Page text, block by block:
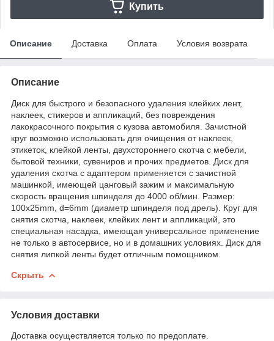
Купить
Описание Доставка Оплата Условия возврата
Описание
Диск для быстрого и безопасного удаления клейких лент,
наклеек, стикеров и аппликаций, без повреждения
лакокрасочного покрытия с кузова автомобиля. Зачистной
круг возможно использовать для очищения от наклеек,
этикеток, клейкой ленты, двухстороннего скотча с мебели,
бытовой техники, сувениров и прочих предметов. Диск для
удаления скотча с адаптером применяется с зачистной
машинкой, имеющей цанговый зажим и максимальную
скорость вращения шпинделя до 4000 об/мин. Размер:
100x25mm, d=6mm (диаметр шпинделя под дрель). Круг для
снятия скотча, наклеек, клейких лент и аппликаций, это
специальная насадка, имеющая универсальное применение
не только в автосервисе, но и в домашних условиях. Диск для
снятия липкой ленты будет отличным помощником.
Скрыть
Условия доставки
Доставка осуществляется только по предоплате.